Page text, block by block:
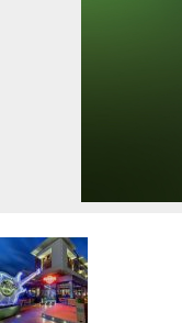
Ultimele Articole